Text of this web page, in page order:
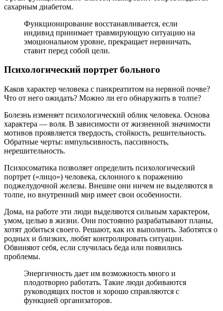
сахарным диабетом.
Функционирование восстанавливается, если
индивид принимает травмирующую ситуацию на
эмоциональном уровне, прекращает нервничать,
ставит перед собой цели.
Психологический портрет больного
Каков характер человека с панкреатитом на нервной почве?
Что от него ожидать? Можно ли его обнаружить в толпе?
Болезнь изменяет психологический облик человека. Основа
характера — воля. В зависимости от жизненной значимости
мотивов проявляется твердость, стойкость, решительность.
Обратные черты: импульсивность, пассивность,
нерешительность.
Психосоматика позволяет определить психологический
портрет («лицо») человека, склонного к поражению
поджелудочной железы. Внешне они ничем не выделяются в
толпе, но внутренний мир имеет свои особенности.
Дома, на работе эти люди выделяются сильным характером,
умом, целью в жизни. Они постоянно разрабатывают планы,
хотят добиться своего. Решают, как их выполнить. Заботятся о
родных и близких, любят контролировать ситуации.
Обвиняют себя, если случилась беда или появились
проблемы.
Энергичность дает им возможность много и
плодотворно работать. Такие люди добиваются
руководящих постов и хорошо справляются с
функцией организаторов.